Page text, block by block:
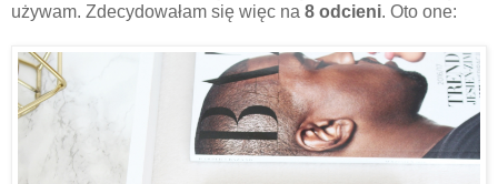
używam. Zdecydowałam się więc na 8 odcieni. Oto one: